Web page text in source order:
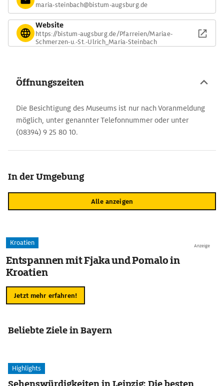
maria-steinbach@bistum-augsburg.de
Website
https://bistum-augsburg.de/Pfarreien/Mariae-
Schmerzen-u.-St.-Ulrich_Maria-Steinbach
Öffnungszeiten
Die Besichtigung des Museums ist nur nach Voranmeldung
möglich, unter genannter Telefonnummer oder unter
(08394) 9 25 80 10.
In der Umgebung
Alle anzeigen
Anzeige
Kroatien
Entspannen mit Fjaka und Pomalo in
Kroatien
Jetzt mehr erfahren!
Beliebte Ziele in Bayern
Highlights